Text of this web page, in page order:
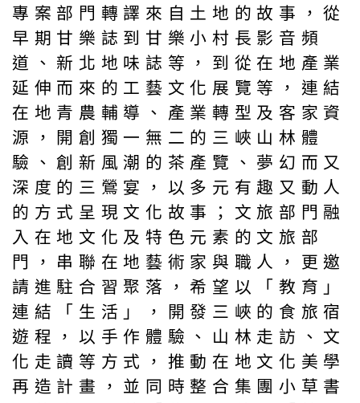
專案部門轉譯來自土地的故事，從
早期甘樂誌到甘樂小村長影音頻
道、新北地味誌等，到從在地產業
延伸而來的工藝文化展覽等，連結
在地青農輔導、產業轉型及客家資
源，開創獨一無二的三峽山林體
驗、創新風潮的茶產覽、夢幻而又
深度的三鶯宴，以多元有趣又動人
的方式呈現文化故事；文旅部門融
入在地文化及特色元素的文旅部
門，串聯在地藝術家與職人，更邀
請進駐合習聚落，希望以「教育」
連結「生活」，開發三峽的食旅宿
遊程，以手作體驗、山林走訪、文
化走讀等方式，推動在地文化美學
再造計畫，並同時整合集團小草書